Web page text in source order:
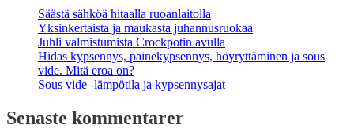
Säästä sähköä hitaalla ruoanlaitolla
Yksinkertaista ja maukasta juhannusruokaa
Juhli valmistumista Crockpotin avulla
Hidas kypsennys, painekypsennys, höyryttäminen ja sous
vide. Mitä eroa on?
Sous vide -lämpötila ja kypsennysajat
Senaste kommentarer